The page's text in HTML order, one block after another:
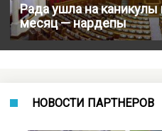
Рада ушла на каникулы
месяц — нардепы
НОВОСТИ ПАРТНЕРОВ